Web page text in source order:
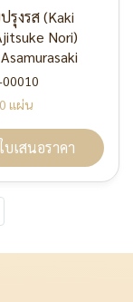
รุงรส (Kaki
Nori)
00010
แผ่น
บเสนอราคา